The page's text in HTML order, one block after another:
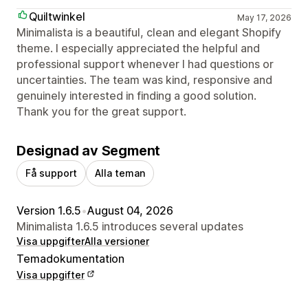
Quiltwinkel
May 17, 2026
Minimalista is a beautiful, clean and elegant Shopify
theme. I especially appreciated the helpful and
professional support whenever I had questions or
uncertainties. The team was kind, responsive and
genuinely interested in finding a good solution.
Thank you for the great support.
Designad av Segment
Få support Alla teman
Version 1.6.5•August 04, 2026
Minimalista 1.6.5 introduces several updates
Visa uppgifterAlla versioner
Temadokumentation
Visa uppgifter